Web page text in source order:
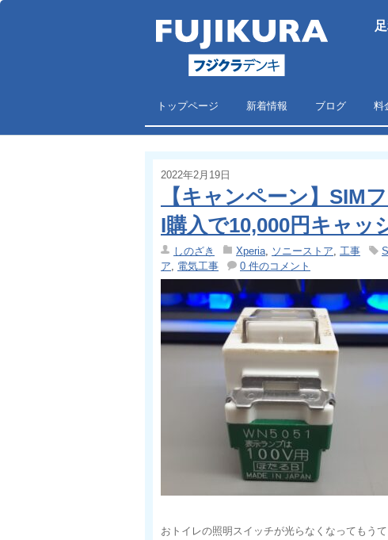
トップページ 新着情報 ブログ 料
2022年2月19日
【キャンペーン】SIM
I購入で10,000円キャッ
しのざき Xperia ソニーストア 工事
ア
電気工事 0 件のコメント
おトイレの照明スイッチが光らなくなってもう